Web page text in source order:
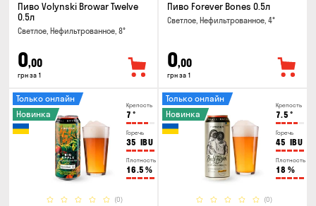
Пиво Volynski Browar Twelve
0.5л
Светлое, Нефильтрованное, 8°
0,00
грн за 1
Пиво Forever Bones 0.5л
Светлое, Нефильтрованное, 4°
0,00
грн за 1
Крепость
7 °
Горечь
35 IBU
Плотность
16.5 %
(0)
Только онлайн
Новинка
Крепость
7.5 °
Горечь
45 IBU
Плотность
18 %
(0)
Только онлайн
Новинка